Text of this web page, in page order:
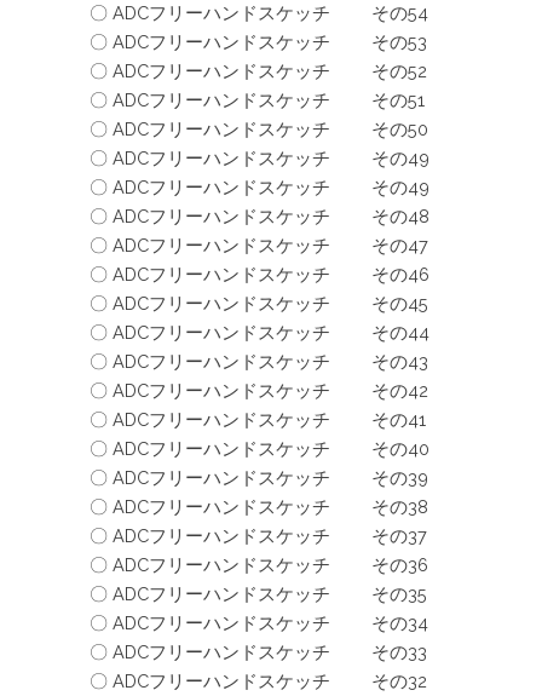
〇 ADCフリーハンドスケッチ その54
〇 ADCフリーハンドスケッチ その53
〇 ADCフリーハンドスケッチ その52
〇 ADCフリーハンドスケッチ その51
〇 ADCフリーハンドスケッチ その50
〇 ADCフリーハンドスケッチ その49
〇 ADCフリーハンドスケッチ その49
〇 ADCフリーハンドスケッチ その48
〇 ADCフリーハンドスケッチ その47
〇 ADCフリーハンドスケッチ その46
〇 ADCフリーハンドスケッチ その45
〇 ADCフリーハンドスケッチ その44
〇 ADCフリーハンドスケッチ その43
〇 ADCフリーハンドスケッチ その42
〇 ADCフリーハンドスケッチ その41
〇 ADCフリーハンドスケッチ その40
〇 ADCフリーハンドスケッチ その39
〇 ADCフリーハンドスケッチ その38
〇 ADCフリーハンドスケッチ その37
〇 ADCフリーハンドスケッチ その36
〇 ADCフリーハンドスケッチ その35
〇 ADCフリーハンドスケッチ その34
〇 ADCフリーハンドスケッチ その33
〇 ADCフリーハンドスケッチ その32